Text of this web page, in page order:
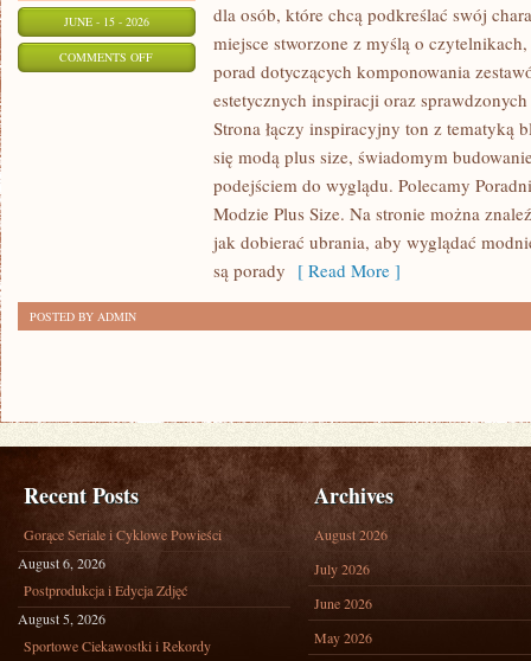
JUNE - 15 - 2026
COMMENTS OFFON
dla osób, które chcą podkreślać swój
miejsce stworzone z myślą o
porad dotyczących komponowania
estetycznych inspiracji oraz
Strona łączy inspiracyjny ton z tematyką
się modą plus size, świadomym
podejściem do wyglądu. Polecamy
Modzie Plus Size. Na stronie można
jak dobierać ubrania, aby wyglądać
są porady [ Read More ]
POSTED BY ADMIN
Recent Posts
Gorące Seriale i Cyklowe Powieści
August 6, 2026
Postprodukcja i Edycja Zdjęć
August 5, 2026
Sportowe Ciekawostki i Rekordy
Archives
August 2026
July 2026
June 2026
May 2026